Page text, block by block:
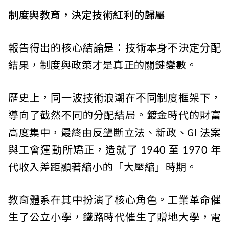
制度與教育，決定技術紅利的歸屬
報告得出的核心結論是：技術本身不決定分配
結果，制度與政策才是真正的關鍵變數。
歷史上，同一波技術浪潮在不同制度框架下，
導向了截然不同的分配結局。鍍金時代的財富
高度集中，最終由反壟斷立法、新政、GI 法案
與工會運動所矯正，造就了 1940 至 1970 年
代收入差距顯著縮小的「大壓縮」時期。
教育體系在其中扮演了核心角色。工業革命催
生了公立小學，鐵路時代催生了贈地大學，電